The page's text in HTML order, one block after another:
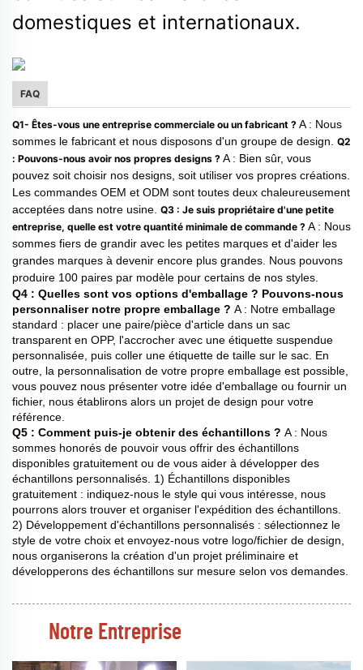
domestiques et internationaux.
FAQ
Q1- Êtes-vous une entreprise commerciale ou un fabricant ? A : Nous
sommes le fabricant et nous disposons d'un groupe de design. Q2
: Pouvons-nous avoir nos propres designs ? A : Bien sûr, vous
pouvez soit choisir nos designs, soit utiliser vos propres créations.
Les commandes OEM et ODM sont toutes deux chaleureusement
acceptées dans notre usine. Q3 : Je suis propriétaire d'une petite
entreprise, quelle est votre quantité minimale de commande ? A : Nous
sommes fiers de grandir avec les petites marques et d'aider les
grandes marques à devenir encore plus grandes. Nous pouvons
produire 100 paires par modèle pour certains de nos styles.
Q4 : Quelles sont vos options d'emballage ? Pouvons-nous
personnaliser notre propre emballage ? A : Notre emballage
standard : placer une paire/pièce d'article dans un sac
transparent en OPP, l'accrocher avec une étiquette suspendue
personnalisée, puis coller une étiquette de taille sur le sac. En
outre, la personnalisation de votre propre emballage est possible,
vous pouvez nous présenter votre idée d'emballage ou fournir un
fichier, nous établirons alors un projet de design pour votre
référence.
Q5 : Comment puis-je obtenir des échantillons ? A : Nous
sommes honorés de pouvoir vous offrir des échantillons
disponibles gratuitement ou de vous aider à développer des
échantillons personnalisés. 1) Échantillons disponibles
gratuitement : indiquez-nous le style qui vous intéresse, nous
pourrons alors trouver et organiser l'expédition des échantillons.
2) Développement d'échantillons personnalisés : sélectionnez le
style de votre choix et envoyez-nous votre logo/fichier de design,
nous organiserons la création d'un projet préliminaire et
développerons des échantillons sur mesure selon vos demandes.
Notre Entreprise